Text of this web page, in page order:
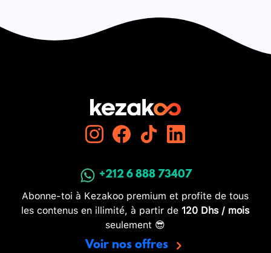
+212 6 888 73407
Abonne-toi à Kezakoo premium et profite de tous
les contenus en illimité, à partir de 120 Dhs / mois
seulement 😎
Voir nos offres